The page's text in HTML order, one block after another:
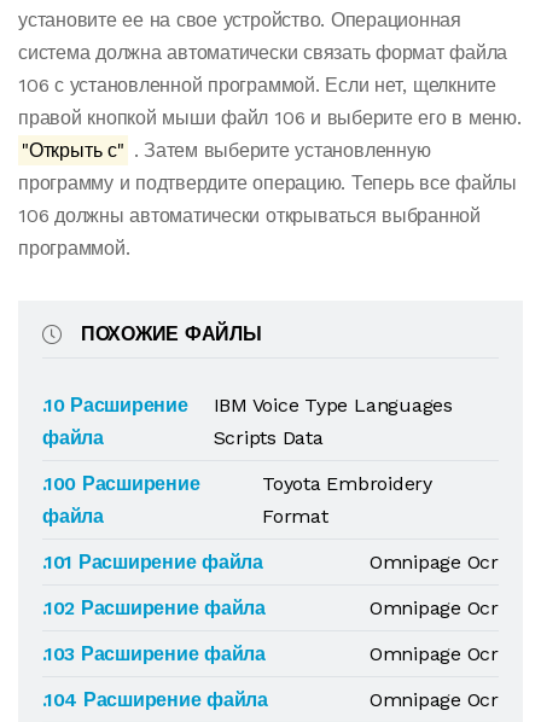
установите ее на свое устройство. Операционная
система должна автоматически связать формат файла
106 с установленной программой. Если нет, щелкните
правой кнопкой мыши файл 106 и выберите его в меню.
"Открыть с" . Затем выберите установленную
программу и подтвердите операцию. Теперь все файлы
106 должны автоматически открываться выбранной
программой.
ПОХОЖИЕ ФАЙЛЫ
.10 Расширение
файла
IBM Voice Type Languages
Scripts Data
.100 Расширение
файла
Toyota Embroidery
Format
.101 Расширение файла
Omnipage Ocr
.102 Расширение файла
Omnipage Ocr
.103 Расширение файла
Omnipage Ocr
.104 Расширение файла
Omnipage Ocr